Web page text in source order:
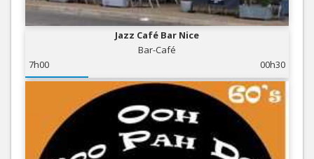
Jazz Café Bar Nice
Bar-Café
7h00
00h30